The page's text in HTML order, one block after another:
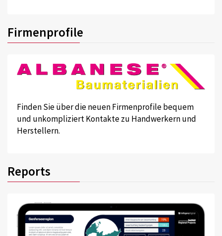
Firmenprofile
Finden Sie über die neuen Firmenprofile bequem
und unkompliziert Kontakte zu Handwerkern und
Herstellern.
Reports